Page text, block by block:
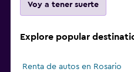
Voy a tener suerte
Explore popular
Renta de autos en Rosario